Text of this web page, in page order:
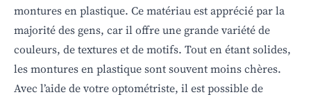
montures en plastique. Ce matériau est apprécié par la
majorité des gens, car il offre une grande variété de
couleurs, de textures et de motifs. Tout en étant solides,
les montures en plastique sont souvent moins chères.
Avec l’aide de votre optométriste, il est possible de